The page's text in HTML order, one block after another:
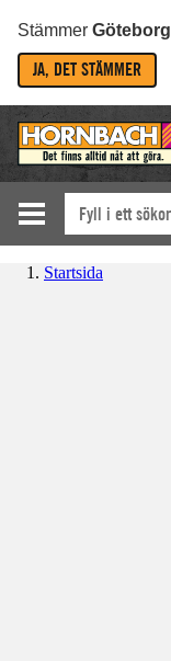
Stämmer Göteborg
JA, DET STÄMMER
Startsida